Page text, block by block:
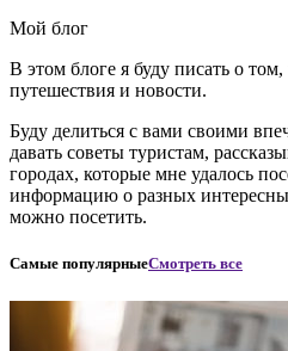
Мой блог
В этом блоге я буду писать о
путешествия и новости.
Буду делиться с вами своими
давать советы туристам,
городах, которые мне удалось
информацию о разных
можно посетить.
Самые популярныеСмотреть все